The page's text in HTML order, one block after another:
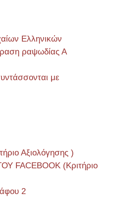
Ελληνικών
ραψωδίας Α
με
Αξιολόγησης )
FACEBOOK (Kριτήριο
2